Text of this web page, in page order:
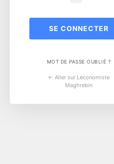
MOT DE PASSE OUBLIÉ ?
← Aller sur Leconomiste
Maghrebin